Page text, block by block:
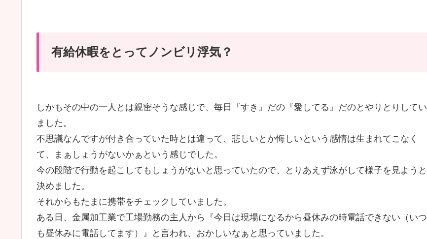
有給休暇をとってノンビリ浮気？
しかもその中の一人とは親密そうな感じで、毎日『すき』だの『愛してる』だのとやりとりしてい
ました。
不思議なんですが付き合っていた時とは違って、悲しいとか悔しいという感情は生まれてこなく
て、まぁしょうがないかぁという感じでした。
今の段階で行動を起こしてもしょうがないと思っていたので、とりあえず泳がして様子を見ようと
決めました。
それからもたまに携帯をチェックしていました。
ある日、金属加工業で工場勤務の主人から『今日は現場になるから昼休みの時電話できない（いつ
も昼休みに電話してます）』と言われ、おかしいなぁと思っていました。